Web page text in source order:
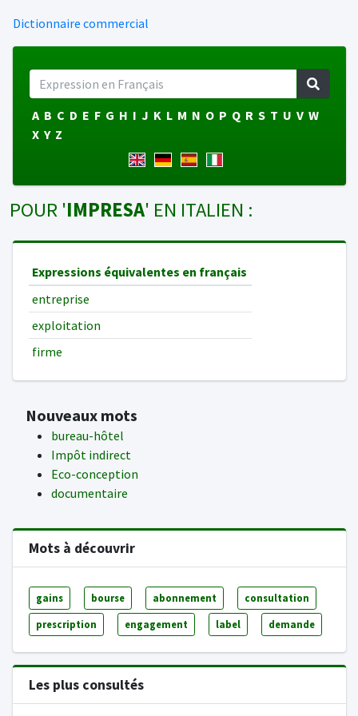
Dictionnaire commercial
A B C D E F G H I J K L M N O P Q R S T U V W
X Y Z
POUR 'IMPRESA' EN ITALIEN :
Expressions équivalentes en français
entreprise
exploitation
firme
Nouveaux mots
bureau-hôtel
Impôt indirect
Eco-conception
documentaire
Mots à découvrir
gains bourse abonnement consultation
prescription engagement label demande
Les plus consultés